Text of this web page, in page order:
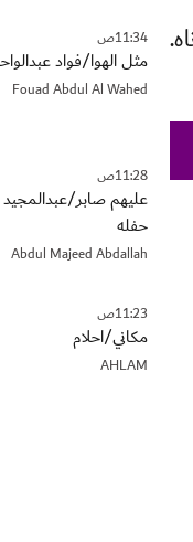
11:34ص
مثل الهوا/فواد
Fouad Abdul Al Wahed
11:28ص
عليهم صابر/عبدالمجيد
حفله
Abdul Majeed Abdallah
11:23ص
مكاني/احلام
AHLAM